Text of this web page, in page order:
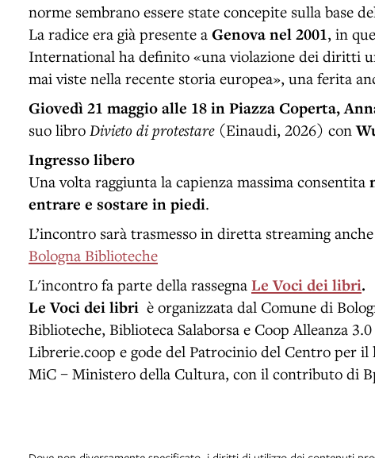
norme sembrano essere state concepite sulla base
La radice era già presente a Genova nel 2001, in
International ha definito «una violazione dei diritti
mai viste nella recente storia europea», una ferita
Giovedì 21 maggioalle 18 in Piazza Coperta,
suo libro Divieto di protestare (Einaudi, 2026) con
Ingresso libero
Una volta raggiunta la capienza massima consentita
entrare e sostare in piedi.
L’incontro sarà trasmesso in diretta streaming
Bologna Biblioteche
L'incontro fa parte della rassegna Le Voci dei libri.
Le Voci dei libri è organizzata dal Comune di
Biblioteche, Biblioteca Salaborsa e Coop Alleanza
Librerie.coop e gode del Patrocinio del Centro per
MiC – Ministero della Cultura, con il contributo di